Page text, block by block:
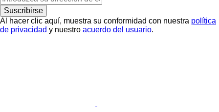
Suscribirse
Al hacer clic aquí, muestra su conformidad con nuestra política
de privacidad y nuestro acuerdo del usuario.